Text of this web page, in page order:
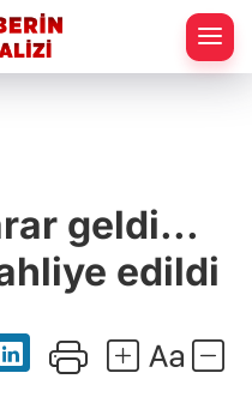
geldi...
edildi